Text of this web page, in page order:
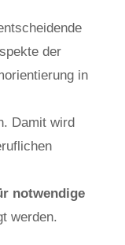
der
in
Damit wird
notwendige
werden.